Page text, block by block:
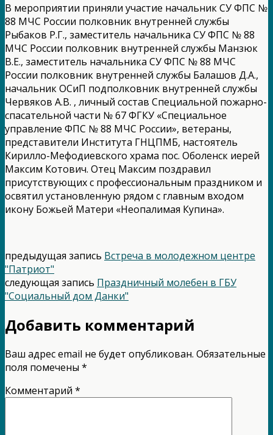
В мероприятии приняли участие начальник СУ ФПС №
88 МЧС России полковник внутренней службы
Рыбаков Р.Г., заместитель начальника СУ ФПС № 88
МЧС России полковник внутренней службы Манзюк
В.Е., заместитель начальника СУ ФПС № 88 МЧС
России полковник внутренней службы Балашов Д.А.,
начальник ОСиП подполковник внутренней службы
Червяков А.В. , личный состав Специальной пожарно-
спасательной части № 67 ФГКУ «Специальное
управление ФПС № 88 МЧС России», ветераны,
представители Института ГНЦПМБ, настоятель
Кирилло-Мефодиевского храма пос. Оболенск иерей
Максим Котович. Отец Максим поздравил
присутствующих с профессиональным праздником и
освятил установленную рядом с главным входом
икону Божьей Матери «Неопалимая Купина».
предыдущая запись Встреча в молодежном центре
"Патриот"
следующая запись Праздничный молебен в ГБУ
"Социальный дом Данки"
Добавить комментарий
Ваш адрес email не будет опубликован. Обязательные
поля помечены *
Комментарий *